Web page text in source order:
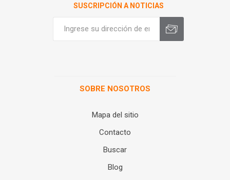
SUSCRIPCIÓN A NOTICIAS
SOBRE NOSOTROS
Mapa del sitio
Contacto
Buscar
Blog